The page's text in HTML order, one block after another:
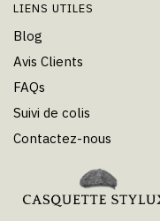
LIENS UTILES
Blog
Avis Clients
FAQs
Suivi de colis
Contactez-nous